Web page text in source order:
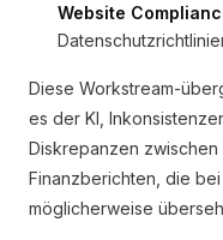
Website
Diese Workstream-
es der KI,
Diskrepanzen
Finanzberichten, die
möglicherweise